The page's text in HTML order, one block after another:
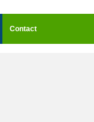
Contact